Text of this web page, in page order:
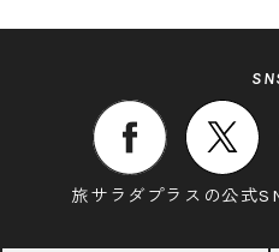
旅サラダプラスの公式